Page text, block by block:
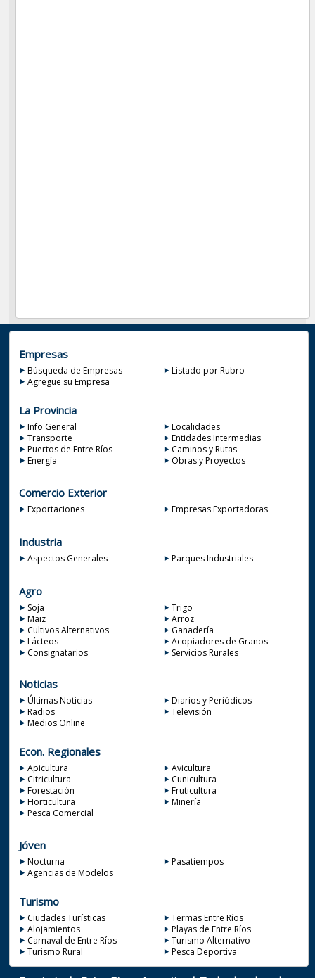
Empresas
Búsqueda de Empresas
Listado por Rubro
Agregue su Empresa
La Provincia
Info General
Localidades
Transporte
Entidades Intermedias
Puertos de Entre Ríos
Caminos y Rutas
Energía
Obras y Proyectos
Comercio Exterior
Exportaciones Empresas Exportadoras
Industria
Aspectos Generales Parques Industriales
Agro
Soja
Trigo
Maiz
Arroz
Cultivos Alternativos
Ganadería
Lácteos
Acopiadores de Granos
Consignatarios
Servicios Rurales
Noticias
Últimas Noticias
Diarios y Periódicos
Radios
Televisión
Medios Online
Econ. Regionales
Apicultura
Avicultura
Citricultura
Cunicultura
Forestación
Fruticultura
Horticultura
Minería
Pesca Comercial
Jóven
Nocturna
Pasatiempos
Agencias de Modelos
Turismo
Ciudades Turísticas
Termas Entre Ríos
Alojamientos
Playas de Entre Ríos
Carnaval de Entre Ríos
Turismo Alternativo
Turismo Rural
Pesca Deportiva